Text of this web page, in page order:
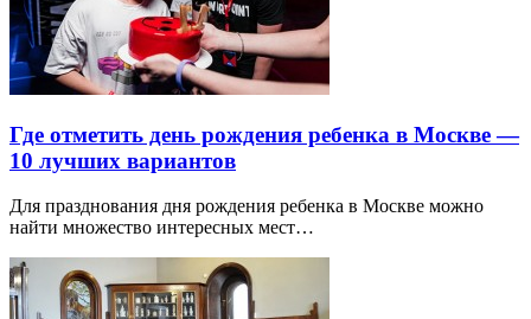
Где отметить день рождения ребенка в Москве —
10 лучших вариантов
Для празднования дня рождения ребенка в Москве можно
найти множество интересных мест…